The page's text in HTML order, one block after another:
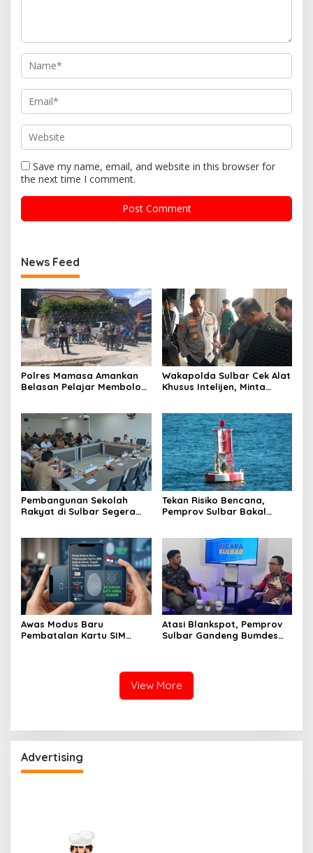
Save my name, email, and website in this browser for
the next time I comment.
News Feed
Polres Mamasa Amankan
Belasan Pelajar Membolos
ke Sekolah
Wakapolda Sulbar Cek Alat
Khusus Intelijen, Minta
Pembangunan Sekolah
Rakyat di Sulbar Segera
Lingkungan
Tekan Risiko Bencana,
Pemprov Sulbar Bakal
Awas Modus Baru
Pembatalan Kartu SIM
Atasi Blankspot, Pemprov
Sulbar Gandeng Bumdes
View More
Advertising